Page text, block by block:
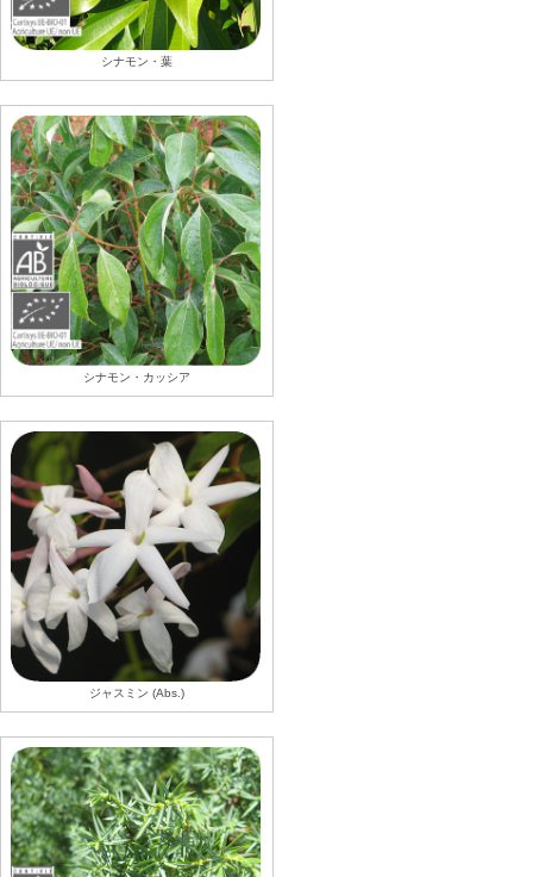
シナモン・葉
シナモン・カッシア
ジャスミン (Abs.)